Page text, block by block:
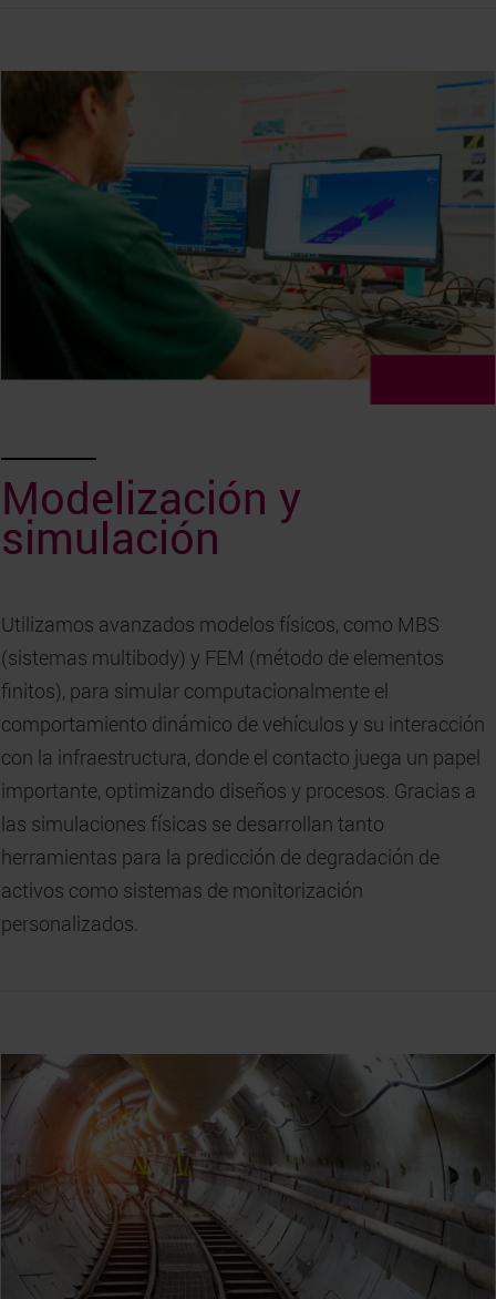
Modelización y
simulación
Utilizamos avanzados modelos físicos, como MBS
(sistemas multibody) y FEM (método de elementos
finitos), para simular computacionalmente el
comportamiento dinámico de vehículos y su interacción
con la infraestructura, donde el contacto juega un papel
importante, optimizando diseños y procesos. Gracias a
las simulaciones físicas se desarrollan tanto
herramientas para la predicción de degradación de
activos como sistemas de monitorización
personalizados.